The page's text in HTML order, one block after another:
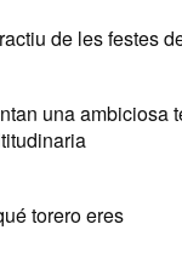
de les festes
una ambiciosa
torero eres